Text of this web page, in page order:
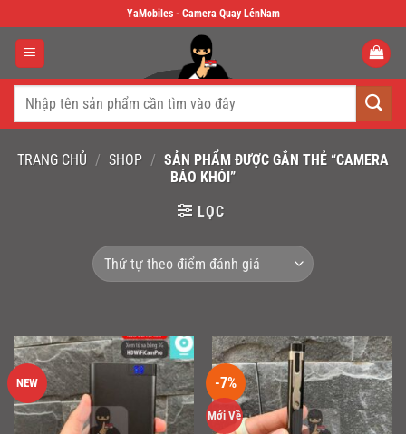
to
content
YaMobiles - Camera Quay LénNam
Tìm
TRANG CHỦ / SHOP / SẢN PHẨM ĐƯỢC GẮN THẺ “CAMERA
BÁO KHÓI”
LỌC
NEW -7%
Mới Về